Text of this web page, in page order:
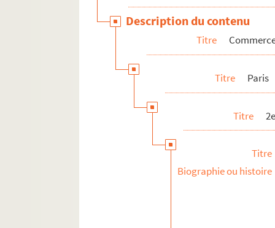
8-DEP-016-0941. Walles
8-DEP-016-0905. Wellston
8-DEP-016-0320. P. Ziska
4-DEP-016-0551. Autres
1-DEP-016-0056. Autres
4-DEP-016-0553. Autres
4-DEP-016-0555. Autres
1-DEP-016-0057. Autres
Description du contenu
Titre
Titre Paris
Titre
Titre
Biographie ou histoire